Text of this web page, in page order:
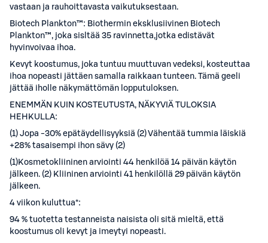
vastaan ja rauhoittavasta vaikutuksestaan.
Biotech Plankton™: Biothermin eksklusiivinen Biotech
Plankton™, joka sisltää 35 ravinnetta,jotka edistävät
hyvinvoivaa ihoa.
Kevyt koostumus, joka tuntuu muuttuvan vedeksi, kosteuttaa
ihoa nopeasti jättäen samalla raikkaan tunteen. Tämä geeli
jättää iholle näkymättömän lopputuloksen.
ENEMMÄN KUIN KOSTEUTUSTA, NÄKYVIÄ TULOKSIA
HEHKULLA:
(1) Jopa -30% epätäydellisyyksiä (2) Vähentää tummia läiskiä
+28% tasaisempi ihon sävy (2)
(1)Kosmetokliininen arviointi 44 henkilöä 14 päivän käytön
jälkeen. (2) Kliininen arviointi 41 henkilöllä 29 päivän käytön
jälkeen.
4 viikon kuluttua*:
94 % tuotetta testanneista naisista oli sitä mieltä, että
koostumus oli kevyt ja imeytyi nopeasti.